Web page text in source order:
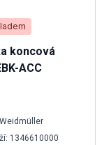
koncová
ACC
1346610000